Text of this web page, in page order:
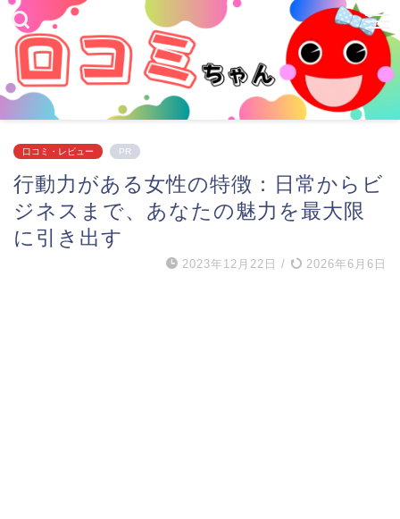
口コミ・レビュー PR
行動力がある女性の特徴：日常からビ
ジネスまで、あなたの魅力を最大限
に引き出す
2023年12月22日 / 2026年6月6日